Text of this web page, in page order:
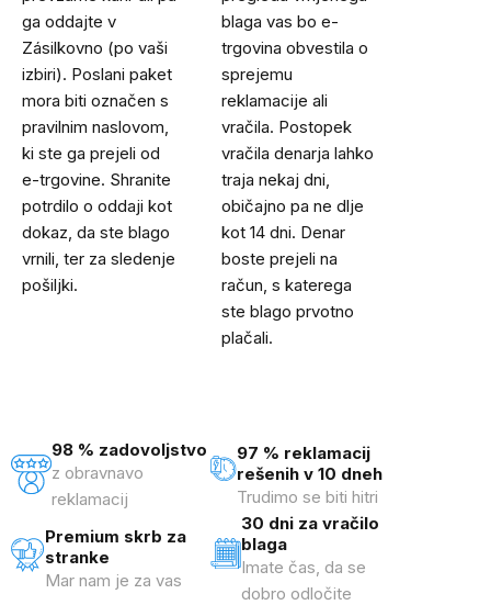
ga oddajte v
Zásilkovno (po vaši
izbiri). Poslani paket
mora biti označen s
pravilnim naslovom,
ki ste ga prejeli od
e-trgovine. Shranite
potrdilo o oddaji kot
dokaz, da ste blago
vrnili, ter za sledenje
pošiljki.
blaga vas bo e-
trgovina obvestila o
sprejemu
reklamacije ali
vračila. Postopek
vračila denarja lahko
traja nekaj dni,
običajno pa ne dlje
kot 14 dni. Denar
boste prejeli na
račun, s katerega
ste blago prvotno
plačali.
98 % zadovoljstvo
z obravnavo
reklamacij
97 % reklamacij
rešenih v 10 dneh
Trudimo se biti hitri
Premium skrb za
stranke
Mar nam je za vas
30 dni za vračilo
blaga
Imate čas, da se
dobro odločite